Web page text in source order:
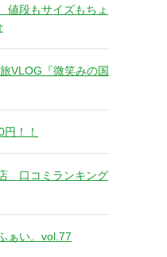
段もサイズもちょ
VLOG『微笑みの国
！！
口コミランキング
ぁい。vol.77